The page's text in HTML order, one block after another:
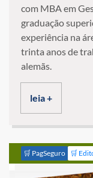
com MBA em
graduação
experiência na
trinta anos de
alemãs.
leia +
🛒 PagSeguro 🛒